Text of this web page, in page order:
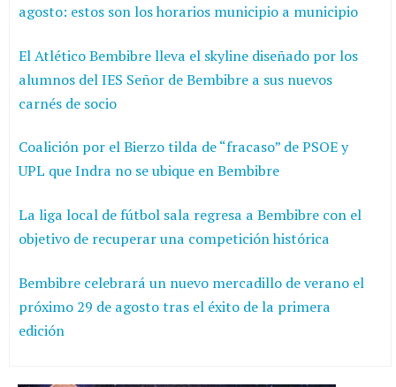
agosto: estos son los horarios municipio a municipio
El Atlético Bembibre lleva el skyline diseñado por los
alumnos del IES Señor de Bembibre a sus nuevos
carnés de socio
Coalición por el Bierzo tilda de “fracaso” de PSOE y
UPL que Indra no se ubique en Bembibre
La liga local de fútbol sala regresa a Bembibre con el
objetivo de recuperar una competición histórica
Bembibre celebrará un nuevo mercadillo de verano el
próximo 29 de agosto tras el éxito de la primera
edición